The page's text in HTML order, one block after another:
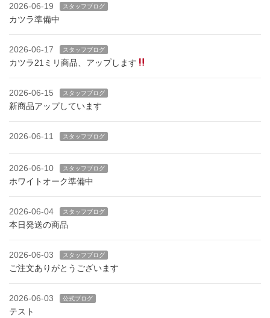
2026-06-19 スタッフブログ
カツラ準備中
2026-06-17 スタッフブログ
カツラ21ミリ商品、アップします
2026-06-15 スタッフブログ
新商品アップしています
2026-06-11 スタッフブログ
2026-06-10 スタッフブログ
ホワイトオーク準備中
2026-06-04 スタッフブログ
本日発送の商品
2026-06-03 スタッフブログ
ご注文ありがとうございます
2026-06-03 公式ブログ
テスト